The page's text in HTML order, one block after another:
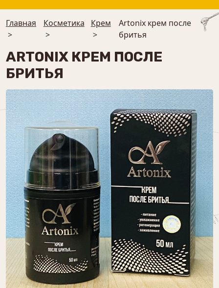
Главная
>
Косметика
>
Крем
>
Artonix крем после
бритья
ARTONIX КРЕМ ПОСЛЕ
БРИТЬЯ